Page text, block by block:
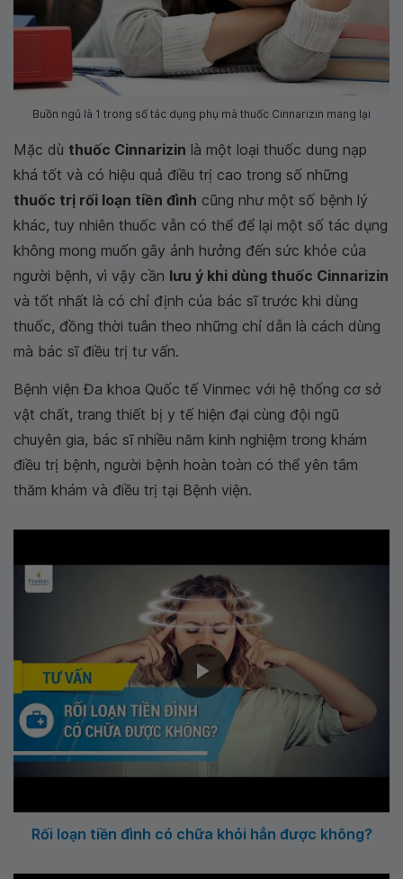
Buồn ngủ là 1 trong số tác dụng phụ mà thuốc Cinnarizin mang lại
Mặc dù thuốc Cinnarizin là một loại thuốc dung nạp
khá tốt và có hiệu quả điều trị cao trong số những
thuốc trị rối loạn tiền đình cũng như một số bệnh lý
khác, tuy nhiên thuốc vẫn có thể để lại một số tác dụng
không mong muốn gây ảnh hưởng đến sức khỏe của
người bệnh, vì vậy cần lưu ý khi dùng thuốc Cinnarizin
và tốt nhất là có chỉ định của bác sĩ trước khi dùng
thuốc, đồng thời tuân theo những chỉ dẫn là cách dùng
mà bác sĩ điều trị tư vấn.
Bệnh viện Đa khoa Quốc tế Vinmec với hệ thống cơ sở
vật chất, trang thiết bị y tế hiện đại cùng đội ngũ
chuyên gia, bác sĩ nhiều năm kinh nghiệm trong khám
điều trị bệnh, người bệnh hoàn toàn có thể yên tâm
thăm khám và điều trị tại Bệnh viện.
Rối loạn tiền đình có chữa khỏi hẳn được không?